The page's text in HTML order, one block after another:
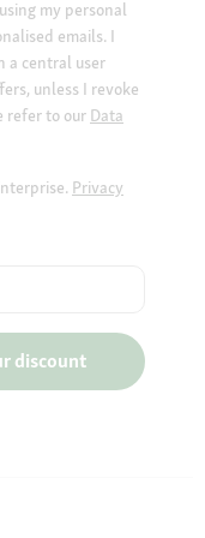
my personal
emails. I
a central user
unless I revoke
refer to our Data
Privacy
discount